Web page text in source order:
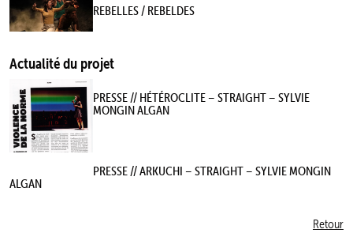
REBELLES / REBELDES
Actualité du projet
PRESSE // HÉTÉROCLITE – STRAIGHT – SYLVIE
MONGIN ALGAN
PRESSE // ARKUCHI – STRAIGHT – SYLVIE MONGIN
ALGAN
Retour